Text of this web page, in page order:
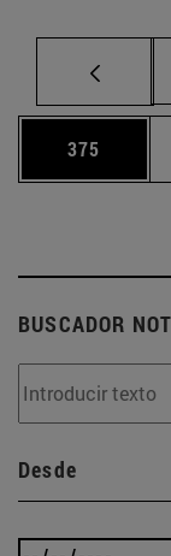
Página
375
BUSCADOR
Desde